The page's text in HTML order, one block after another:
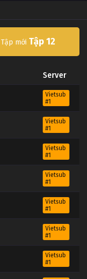
Tập mới Tập 12
Server
Vietsub
#1
Vietsub
#1
Vietsub
#1
Vietsub
#1
Vietsub
#1
Vietsub
#1
Vietsub
#1